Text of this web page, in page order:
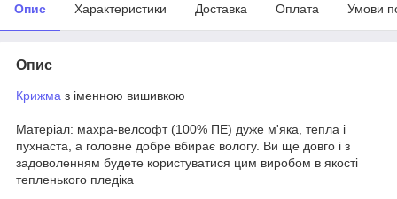
Опис Характеристики Доставка Оплата Умови
Опис
Крижма з іменною вишивкою
Матеріал: махра-велсофт (100% ПЕ) дуже м'яка, тепла і
пухнаста, а головне добре вбирає вологу. Ви ще довго і з
задоволенням будете користуватися цим виробом в якості
тепленького пледіка